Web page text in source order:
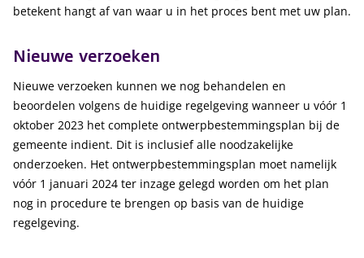
betekent hangt af van waar u in het proces bent met uw plan.
Nieuwe verzoeken
Nieuwe verzoeken kunnen we nog behandelen en
beoordelen volgens de huidige regelgeving wanneer u vóór 1
oktober 2023 het complete ontwerpbestemmingsplan bij de
gemeente indient. Dit is inclusief alle noodzakelijke
onderzoeken. Het ontwerpbestemmingsplan moet namelijk
vóór 1 januari 2024 ter inzage gelegd worden om het plan
nog in procedure te brengen op basis van de huidige
regelgeving.